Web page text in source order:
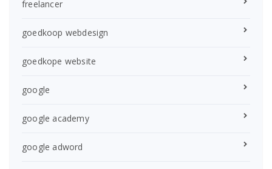
freelancer
goedkoop webdesign
goedkope website
google
google academy
google adword